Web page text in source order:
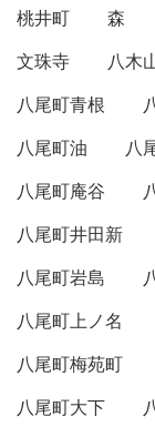
桃井町 森
文珠寺
八木
八尾町青根
八尾町油
八
八尾町庵谷
八尾町井田新
八尾町岩島
八尾町上ノ名
八尾町梅苑町
八尾町大下